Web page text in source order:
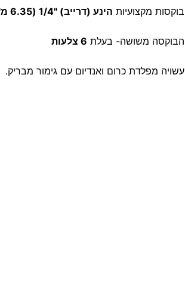
בוקסות מקצועיות הינע (דרייב) "1/4 (6.35 מ"מ)
הבוקסה משושה- בעלת 6 צלעות
עשויה מפלדת כרום ואנדיום עם גימור מבריק.